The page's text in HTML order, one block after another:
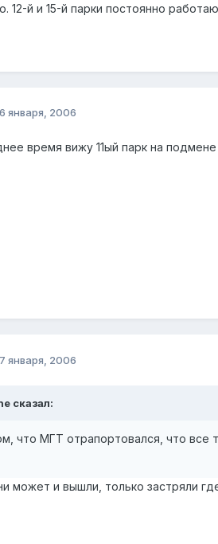
12-й и 15-й парки постоянно
января, 2006
время вижу 11ый парк на
января, 2006
сказал:
что МГТ отрапортовался, что все
может и вышли, только застряли